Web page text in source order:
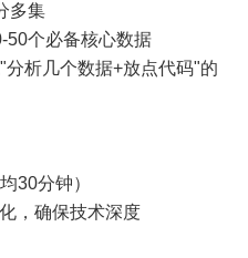
多集
50个必备核心数据
析几个数据+放点代码"的
30分钟）
，确保技术深度